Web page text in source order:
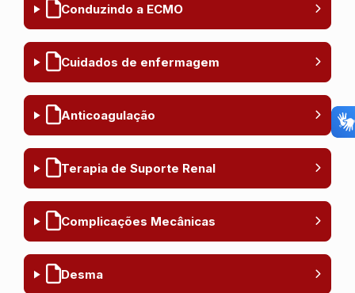
Conduzindo a ECMO
Cuidados de enfermagem
Anticoagulação
Terapia de Suporte Renal
Complicações Mecânicas
Desma